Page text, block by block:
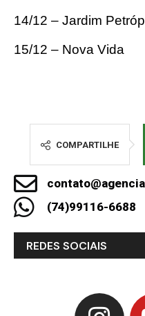
14/12 – Jardim
15/12 – Nova Vida
COMPARTILHE
(74)99116-6688
REDES SOCIAIS